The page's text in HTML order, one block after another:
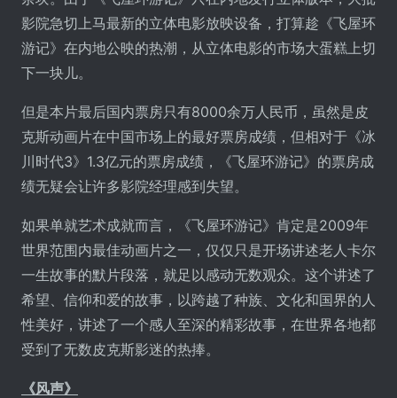
影院急切上马最新的立体电影放映设备，打算趁《飞屋环
游记》在内地公映的热潮，从立体电影的市场大蛋糕上切
下一块儿。
但是本片最后国内票房只有8000余万人民币，虽然是皮
克斯动画片在中国市场上的最好票房成绩，但相对于《冰
川时代3》1.3亿元的票房成绩，《飞屋环游记》的票房成
绩无疑会让许多影院经理感到失望。
如果单就艺术成就而言，《飞屋环游记》肯定是2009年
世界范围内最佳动画片之一，仅仅只是开场讲述老人卡尔
一生故事的默片段落，就足以感动无数观众。这个讲述了
希望、信仰和爱的故事，以跨越了种族、文化和国界的人
性美好，讲述了一个感人至深的精彩故事，在世界各地都
受到了无数皮克斯影迷的热捧。
《风声》